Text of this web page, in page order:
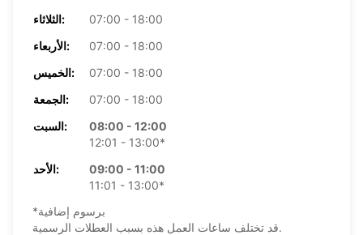
الثلاثاء:
07:00 - 18:00
الأربعاء:
07:00 - 18:00
الخميس:
07:00 - 18:00
الجمعة:
07:00 - 18:00
السبت:
08:00 - 12:00
12:01 - 13:00*
الأحد:
09:00 - 11:00
11:01 - 13:00*
*برسوم إضافية
قد تختلف ساعات العمل هذه بسبب العطلات الرسمية.